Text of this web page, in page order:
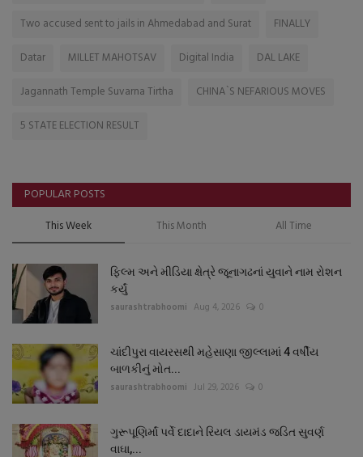
Two accused sent to jails in Ahmedabad and Surat
FINALLY
Datar
MILLET MAHOTSAV Digital India
DAL LAKE
Jagannath Temple Suvarna Tirtha
CHINA`S NEFARIOUS MOVES
5 STATE ELECTION RESULT
POPULAR POSTS
This Week This Month All Time
ફિલ્મ અને મીડિયા ક્ષેત્રે જૂનાગઢનાં યુવાને નામ રોશન
કર્યું
saurashtrabhoomi Aug 4, 2026 0
ચાંદીપુરા વાયરસથી મહેસાણા જીલ્લામાં 4 વર્ષીય
બાળકીનું મોત...
saurashtrabhoomi Jul 29, 2026 0
ગુરૂપૂણિર્માં પર્વે દાદાને રિયલ ડાયમંડ જડિત સુવર્ણ
વાઘા,...